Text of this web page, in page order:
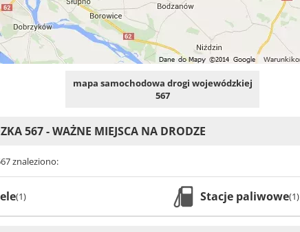
mapa samochodowa drogi wojewódzkiej
567
567 - WAŻNE MIEJSCA NA DRODZE
znaleziono:
(1) Stacje paliwowe(1)